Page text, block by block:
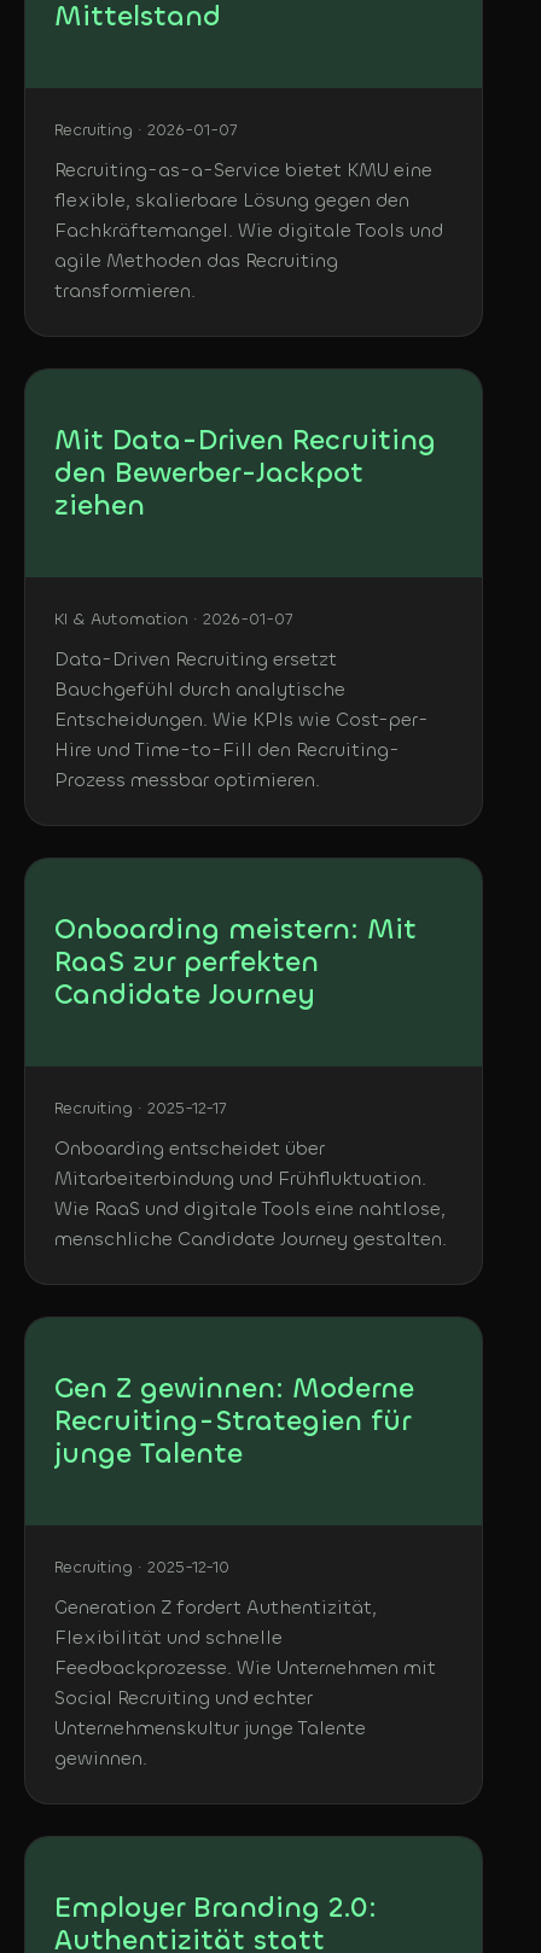
Mittelstand
Recruiting · 2026-01-07
Recruiting-as-a-Service bietet KMU eine
flexible, skalierbare Lösung gegen den
Fachkräftemangel. Wie digitale Tools und
agile Methoden das Recruiting
transformieren.
Mit Data-Driven Recruiting
den Bewerber-Jackpot
ziehen
KI & Automation · 2026-01-07
Data-Driven Recruiting ersetzt
Bauchgefühl durch analytische
Entscheidungen. Wie KPIs wie Cost-per-
Hire und Time-to-Fill den Recruiting-
Prozess messbar optimieren.
Onboarding meistern: Mit
RaaS zur perfekten
Candidate Journey
Recruiting · 2025-12-17
Onboarding entscheidet über
Mitarbeiterbindung und Frühfluktuation.
Wie RaaS und digitale Tools eine nahtlose,
menschliche Candidate Journey gestalten.
Gen Z gewinnen: Moderne
Recruiting-Strategien für
junge Talente
Recruiting · 2025-12-10
Generation Z fordert Authentizität,
Flexibilität und schnelle
Feedbackprozesse. Wie Unternehmen mit
Social Recruiting und echter
Unternehmenskultur junge Talente
gewinnen.
Employer Branding 2.0:
Authentizität statt